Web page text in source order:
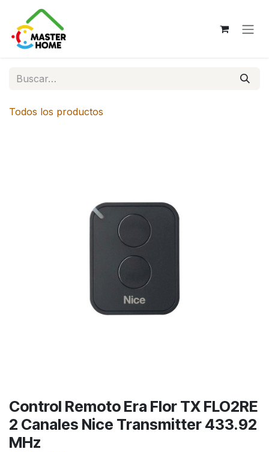
Ir al contenido
Todos los productos
Control Remoto Era Flor TX FLO2RE
2 Canales Nice Transmitter 433.92
MHz